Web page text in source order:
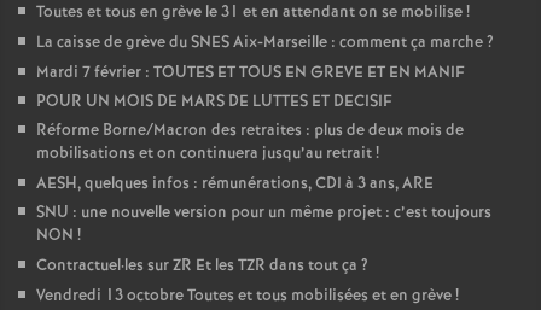
Toutes et tous en grève le 31 et en attendant on se mobilise!
La caisse de grève du SNES Aix-Marseille : comment ça marche?
Mardi 7 février : TOUTES ET TOUS EN GREVE ET EN MANIF
POUR UN MOIS DE MARS DE LUTTES ET DECISIF
Réforme Borne/Macron des retraites : plus de deux mois de
mobilisations et on continuera jusqu’au retrait!
AESH, quelques infos : rémunérations, CDI à 3 ans, ARE
SNU : une nouvelle version pour un même projet : c’est toujours
NON !
Contractuel·les sur ZR Et les TZR dans tout ça ?
Vendredi 13 octobre Toutes et tous mobilisées et en grève!